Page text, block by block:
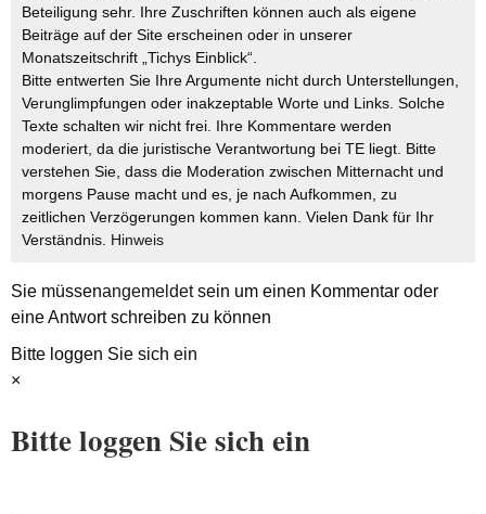
Beteiligung sehr. Ihre Zuschriften können auch als eigene
Beiträge auf der Site erscheinen oder in unserer
Monatszeitschrift „Tichys Einblick“.
Bitte entwerten Sie Ihre Argumente nicht durch Unterstellungen,
Verunglimpfungen oder inakzeptable Worte und Links. Solche
Texte schalten wir nicht frei. Ihre Kommentare werden
moderiert, da die juristische Verantwortung bei TE liegt. Bitte
verstehen Sie, dass die Moderation zwischen Mitternacht und
morgens Pause macht und es, je nach Aufkommen, zu
zeitlichen Verzögerungen kommen kann. Vielen Dank für Ihr
Verständnis. Hinweis
Sie müssenangemeldetsein um einen Kommentar oder
eine Antwort schreiben zu können
Bitte loggen Sie sich ein
×
Bitte loggen Sie sich ein